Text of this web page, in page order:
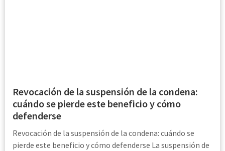
Revocación de la suspensión de la condena:
cuándo se pierde este beneficio y cómo
defenderse
Revocación de la suspensión de la condena: cuándo se
pierde este beneficio y cómo defenderse La suspensión de